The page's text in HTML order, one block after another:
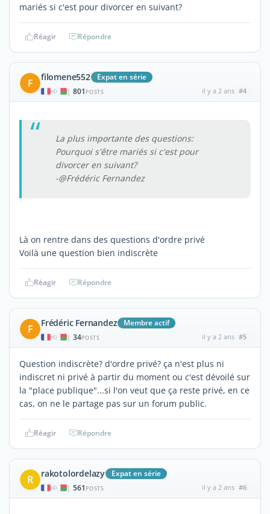
mariés si c'est pour divorcer en suivant?
Réagir Répondre
F filomene552 Expat en série
| 801 POSTS il y a 2 ans #4
La plus importante des questions:
Pourquoi s'être mariés si c'est pour
divorcer en suivant?
-@Frédéric Fernandez
Là on rentre dans des questions d'ordre privé
Voilà une question bien indiscrète
Réagir Répondre
F Frédéric Fernandez Membre actif
| 34POSTS il y a 2 ans #5
Question indiscrète? d'ordre privé? ça n'est plus ni
indiscret ni privé à partir du moment ou c'est dévoilé sur
la "place publique"...si l'on veut que ça reste privé, en ce
cas, on ne le partage pas sur un forum public.
Réagir Répondre
R rakotolordelazy Expat en série
| 561 POSTS il y a 2 ans #6